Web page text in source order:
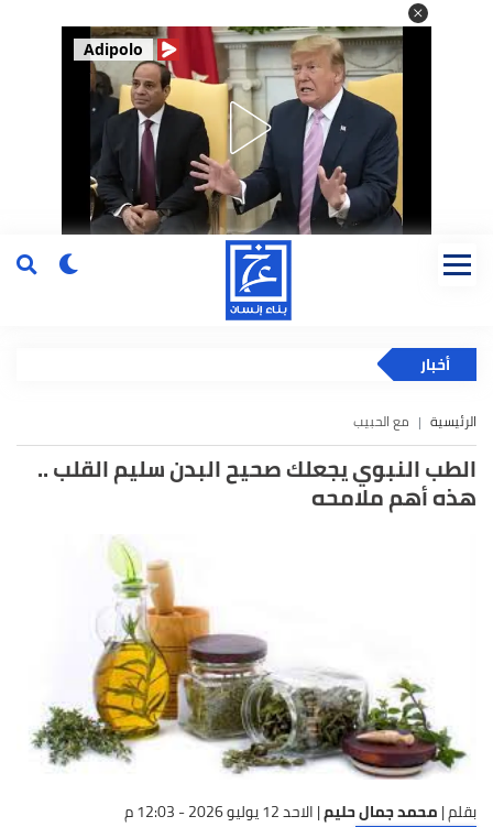
Adipolo
أخبار
الرئيسية مع الحبيب
الطب النبوي يجعلك صحيح البدن سليم القلب ..
هذه أهم ملامحه
بقلم |محمد جمال حليم|الاحد 12 يوليو 2026 - 12:03 م